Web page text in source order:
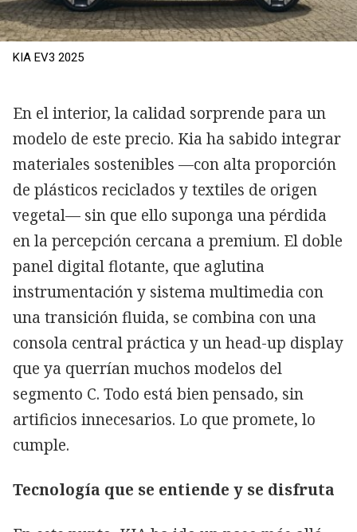
KIA EV3 2025
En el interior, la calidad sorprende para un
modelo de este precio. Kia ha sabido integrar
materiales sostenibles —con alta proporción
de plásticos reciclados y textiles de origen
vegetal— sin que ello suponga una pérdida
en la percepción cercana a premium. El doble
panel digital flotante, que aglutina
instrumentación y sistema multimedia con
una transición fluida, se combina con una
consola central práctica y un head-up display
que ya querrían muchos modelos del
segmento C. Todo está bien pensado, sin
artificios innecesarios. Lo que promete, lo
cumple.
Tecnología que se entiende y se disfruta